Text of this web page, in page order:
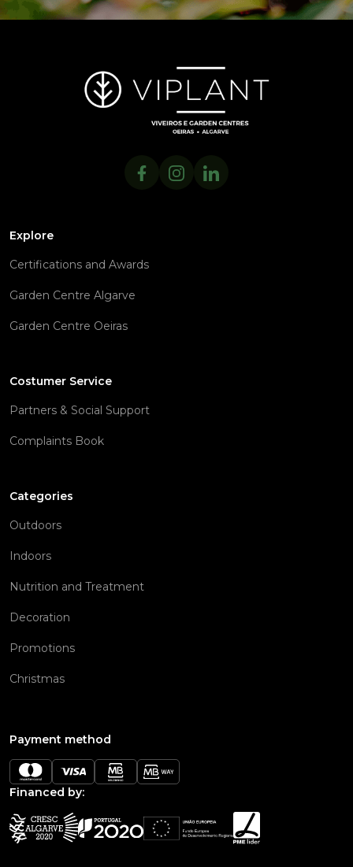
Explore
Certifications and Awards
Garden Centre Algarve
Garden Centre Oeiras
Costumer Service
Partners & Social Support
Complaints Book
Categories
Outdoors
Indoors
Nutrition and Treatment
Decoration
Promotions
Christmas
Payment method
Financed by: